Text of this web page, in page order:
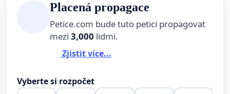
Placená propagace
Petice.com bude tuto petici propagovat
mezi 3,000 lidmi.
Zjistit více...
Vyberte si rozpočet